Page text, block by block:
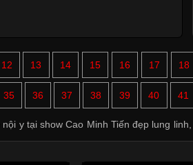
12 13 14 15 16 17 18
35 36 37 38 39 40 41
y tại show Cao Minh Tiến đẹp lung linh